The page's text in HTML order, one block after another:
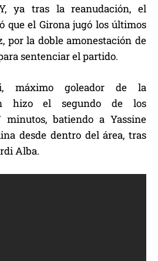
ya tras la reanudación, el
que el Girona jugó los últimos
por la doble amonestación de
sentenciar el partido.
máximo goleador de la
hizo el segundo de los
batiendo a Yassine
desde dentro del área, tras
Alba.